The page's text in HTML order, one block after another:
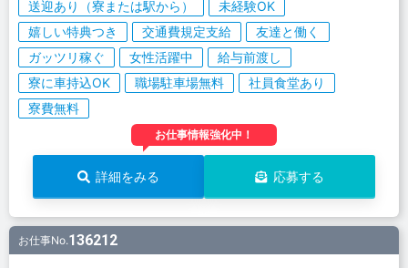
送迎あり（寮または駅から）
未経験OK
嬉しい特典つき
交通費規定支給
友達と働く
ガッツリ稼ぐ
女性活躍中
給与前渡し
寮に車持込OK
職場駐車場無料
社員食堂あり
寮費無料
お仕事情報強化中！
詳細をみる 応募する
お仕事No.136212